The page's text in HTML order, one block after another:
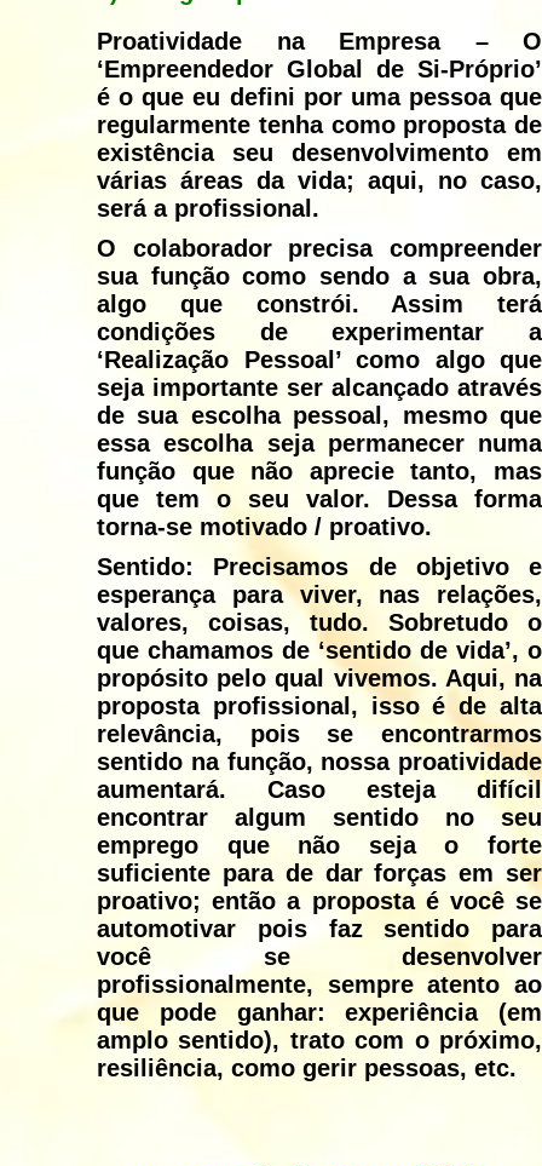
Proatividade na Empresa – O
‘Empreendedor Global de Si-Próprio’
é o que eu defini por uma pessoa que
regularmente tenha como proposta de
existência seu desenvolvimento em
várias áreas da vida; aqui, no caso,
será a profissional.
O colaborador precisa compreender
sua função como sendo a sua obra,
algo que constrói. Assim terá
condições de experimentar a
‘Realização Pessoal’ como algo que
seja importante ser alcançado através
de sua escolha pessoal, mesmo que
essa escolha seja permanecer numa
função que não aprecie tanto, mas
que tem o seu valor. Dessa forma
torna-se motivado / proativo.
Sentido: Precisamos de objetivo e
esperança para viver, nas relações,
valores, coisas, tudo. Sobretudo o
que chamamos de ‘sentido de vida’, o
propósito pelo qual vivemos. Aqui, na
proposta profissional, isso é de alta
relevância, pois se encontrarmos
sentido na função, nossa proatividade
aumentará. Caso esteja difícil
encontrar algum sentido no seu
emprego que não seja o forte
suficiente para de dar forças em ser
proativo; então a proposta é você se
automotivar pois faz sentido para
você se desenvolver
profissionalmente, sempre atento ao
que pode ganhar: experiência (em
amplo sentido), trato com o próximo,
resiliência, como gerir pessoas, etc.